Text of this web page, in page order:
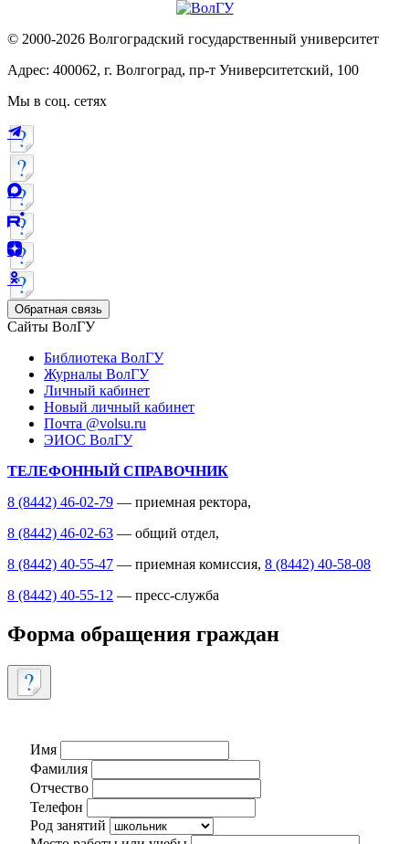
© 2000-2026 Волгоградский государственный университет
Адрес: 400062, г. Волгоград, пр-т Университетский, 100
Мы в соц. сетях
Обратная связь
Сайты ВолГУ
Библиотека ВолГУ
Журналы ВолГУ
Личный кабинет
Новый личный кабинет
Почта @volsu.ru
ЭИОС ВолГУ
ТЕЛЕФОННЫЙ СПРАВОЧНИК
8 (8442) 46-02-79 — приемная ректора,
8 (8442) 46-02-63 — общий отдел,
8 (8442) 40-55-47 — приемная комиссия, 8 (8442) 40-58-08
8 (8442) 40-55-12 — пресс-служба
Форма обращения граждан
Имя
Фамилия
Отчество
Телефон
Род занятий